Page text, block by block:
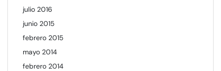
julio 2016
junio 2015
febrero 2015
mayo 2014
febrero 2014